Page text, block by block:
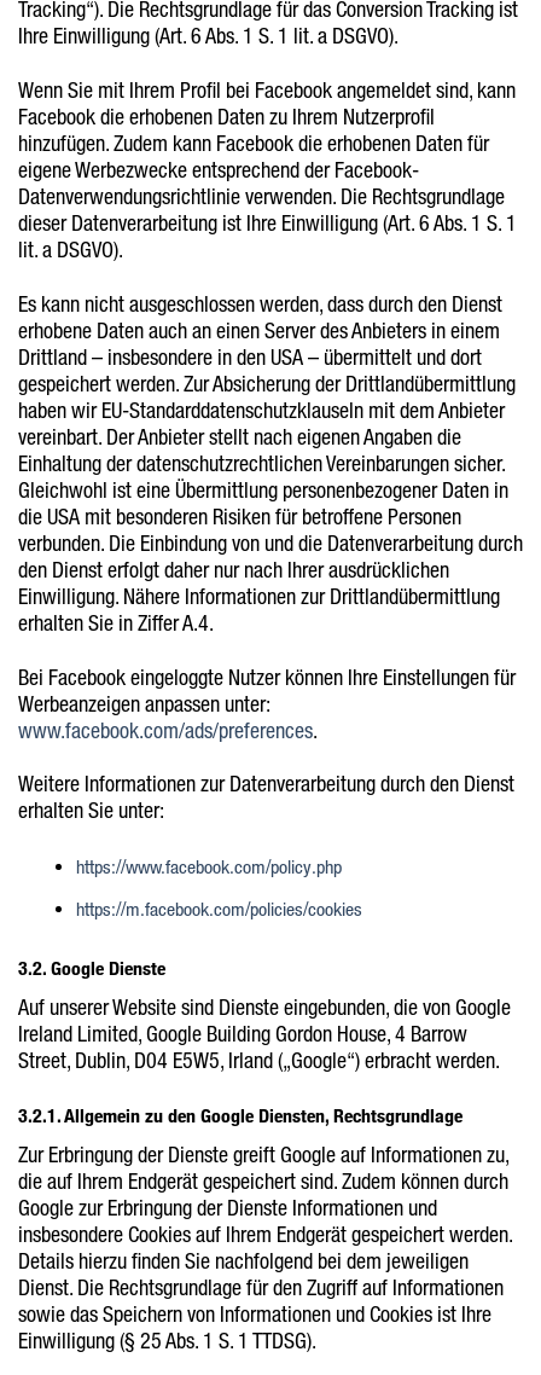
Tracking“). Die Rechtsgrundlage für das Conversion Tracking ist
Ihre Einwilligung (Art. 6 Abs. 1 S. 1 lit. a DSGVO).
Wenn Sie mit Ihrem Profil bei Facebook angemeldet sind, kann
Facebook die erhobenen Daten zu Ihrem Nutzerprofil
hinzufügen. Zudem kann Facebook die erhobenen Daten für
eigene Werbezwecke entsprechend der Facebook-
Datenverwendungsrichtlinie verwenden. Die Rechtsgrundlage
dieser Datenverarbeitung ist Ihre Einwilligung (Art. 6 Abs. 1 S. 1
lit. a DSGVO).
Es kann nicht ausgeschlossen werden, dass durch den Dienst
erhobene Daten auch an einen Server des Anbieters in einem
Drittland – insbesondere in den USA – übermittelt und dort
gespeichert werden. Zur Absicherung der Drittlandübermittlung
haben wir EU-Standarddatenschutzklauseln mit dem Anbieter
vereinbart. Der Anbieter stellt nach eigenen Angaben die
Einhaltung der datenschutzrechtlichen Vereinbarungen sicher.
Gleichwohl ist eine Übermittlung personenbezogener Daten in
die USA mit besonderen Risiken für betroffene Personen
verbunden. Die Einbindung von und die Datenverarbeitung durch
den Dienst erfolgt daher nur nach Ihrer ausdrücklichen
Einwilligung. Nähere Informationen zur Drittlandübermittlung
erhalten Sie in Ziffer A.4.
Bei Facebook eingeloggte Nutzer können Ihre Einstellungen für
Werbeanzeigen anpassen unter:
www.facebook.com/ads/preferences.
Weitere Informationen zur Datenverarbeitung durch den Dienst
erhalten Sie unter:
https://www.facebook.com/policy.php
https://m.facebook.com/policies/cookies
3.2. Google Dienste
Auf unserer Website sind Dienste eingebunden, die von Google
Ireland Limited, Google Building Gordon House, 4 Barrow
Street, Dublin, D04 E5W5, Irland („Google“) erbracht werden.
3.2.1. Allgemein zu den Google Diensten, Rechtsgrundlage
Zur Erbringung der Dienste greift Google auf Informationen zu,
die auf Ihrem Endgerät gespeichert sind. Zudem können durch
Google zur Erbringung der Dienste Informationen und
insbesondere Cookies auf Ihrem Endgerät gespeichert werden.
Details hierzu finden Sie nachfolgend bei dem jeweiligen
Dienst. Die Rechtsgrundlage für den Zugriff auf Informationen
sowie das Speichern von Informationen und Cookies ist Ihre
Einwilligung (§ 25 Abs. 1 S. 1 TTDSG).